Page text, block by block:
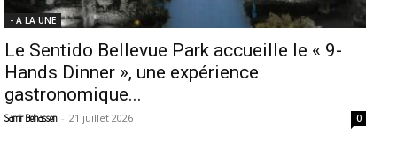
- A LA UNE
Le Sentido Bellevue Park accueille le « 9-
Hands Dinner », une expérience
gastronomique...
Samir Belhassen - 21 juillet 2026 0